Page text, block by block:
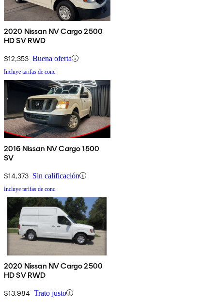
2020 Nissan NV Cargo 2500
HD SV RWD
$12,353 Buena oferta
Incluye tarifas de conc.
2016 Nissan NV Cargo 1500
SV
$14,373 Sin calificación
Incluye tarifas de conc.
2020 Nissan NV Cargo 2500
HD SV RWD
$13,984 Trato justo